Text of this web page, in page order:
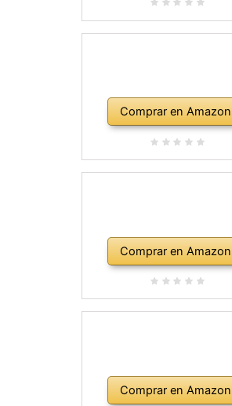
Comprar en Amazon
Comprar en Amazon
Comprar en Amazon